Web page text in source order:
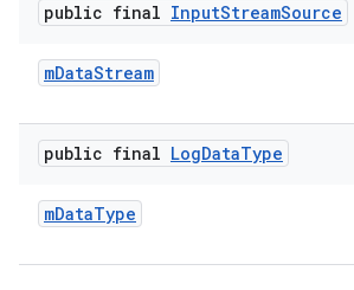
public final InputStreamSource
mDataStream
public final LogDataType
mDataType